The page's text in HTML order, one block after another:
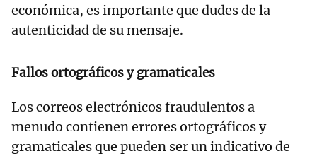
económica, es importante que dudes de la
autenticidad de su mensaje.
Fallos ortográficos y gramaticales
Los correos electrónicos fraudulentos a
menudo contienen errores ortográficos y
gramaticales que pueden ser un indicativo de